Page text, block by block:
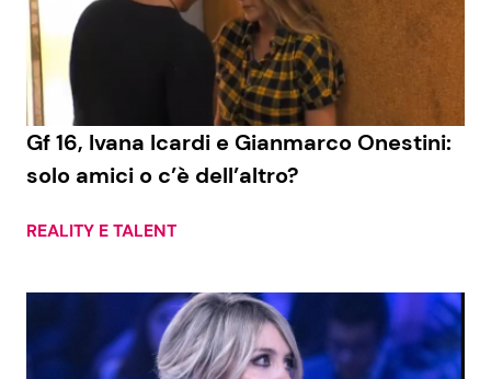
Salute
Viaggi e Turismo
Festività
Ricette Facili e Veloci
Ricette Feste
Ricette per Bambini
Seguici
Info
Gf 16, Ivana Icardi e Gianmarco Onestini:
solo amici o c’è dell’altro?
REALITY E TALENT